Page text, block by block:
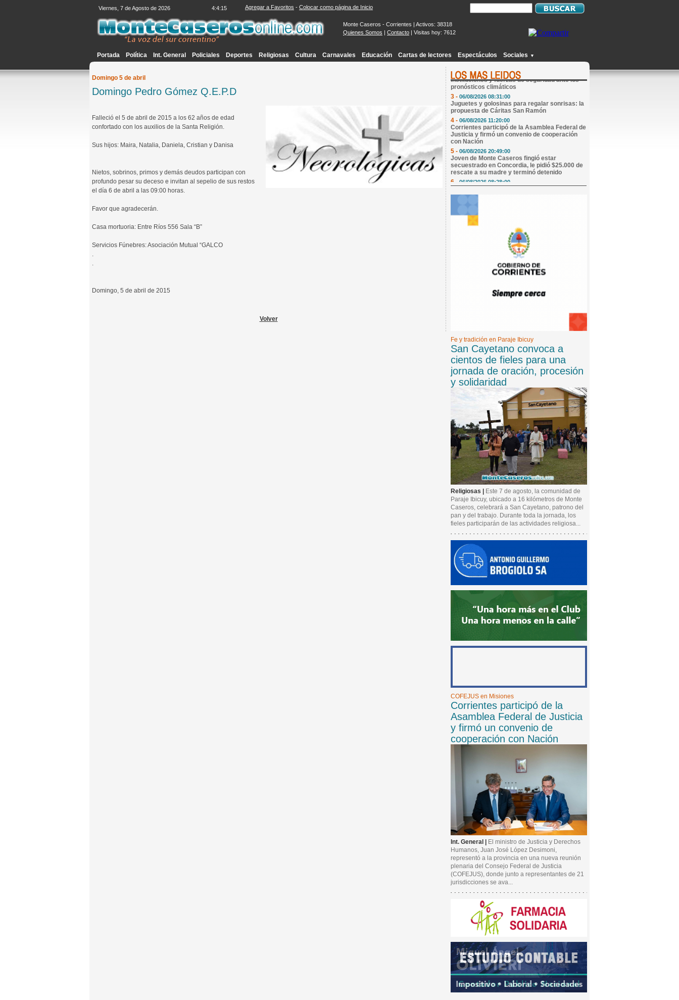
Viernes, 7 de Agosto de 2026 4:4:16 Agregar a Favoritos - Colocar como página de Inicio
Monte Caseros - Corrientes | Activos: 38318
Quienes Somos | Contacto | Visitas hoy: 7612
Portada Política Int. General Policiales Deportes Religiosas Cultura Carnavales Educación Cartas de lectores Espectáculos Sociales ▼
Domingo 5 de abril
Domingo Pedro Gómez Q.E.P.D
Falleció el 5 de abril de 2015 a los 62 años de edad
confortado con los auxilios de la Santa Religión.
Sus hijos: Maira, Natalia, Daniela, Cristian y Danisa
Nietos, sobrinos, primos y demás deudos participan con
profundo pesar su deceso e invitan al sepelio de sus restos
el día 6 de abril a las 09:00 horas.
Favor que agradecerán.
Casa mortuoria: Entre Ríos 556 Sala “B”
Servicios Fúnebres: Asociación Mutual “GALCO
.
.
Domingo, 5 de abril de 2015
Volver
2 -06/08/2026 13:57:00
instituciones y fuerzas de seguridad ante los
pronósticos climáticos
3 -06/08/2026 08:31:00
Juguetes y golosinas para regalar sonrisas: la
propuesta de Cáritas San Ramón
4 -06/08/2026 11:20:00
Corrientes participó de la Asamblea Federal de
Justicia y firmó un convenio de cooperación
con Nación
5 -06/08/2026 20:49:00
Joven de Monte Caseros fingió estar
secuestrado en Concordia, le pidió $25.000 de
rescate a su madre y terminó detenido
6 -06/08/2026 08:28:00
El Gobierno de Corrientes confirmó el
cronograma de pago del Plus Unificado de
agosto
contra el reality y sorprendió con una fuerte
revelación
06/08/2026 20:06:00
Internaron a la mamá de un participante de
Gran Hermano: "Pico de estrés y preinfarto"
San Cayetano convoca a cientos de fieles para
una jornada de oración, procesión y solidaridad
Fe y tradición en Paraje Ibicuy
San Cayetano convoca a
cientos de fieles para una
jornada de oración, procesión
y solidaridad
Religiosas |
Este 7 de agosto, la comunidad de
Paraje Ibicuy, ubicado a 16 kilómetros de Monte
Caseros, celebrará a San Cayetano, patrono del
pan y del trabajo. Durante toda la jornada, los
fieles participarán de las actividades religiosa...
COFEJUS en Misiones
Corrientes participó de la
Asamblea Federal de Justicia
y firmó un convenio de
cooperación con Nación
Int. General |
El ministro de Justicia y Derechos
Humanos, Juan José López Desimoni,
representó a la provincia en una nueva reunión
plenaria del Consejo Federal de Justicia
(COFEJUS), donde junto a representantes de 21
jurisdicciones se ava...